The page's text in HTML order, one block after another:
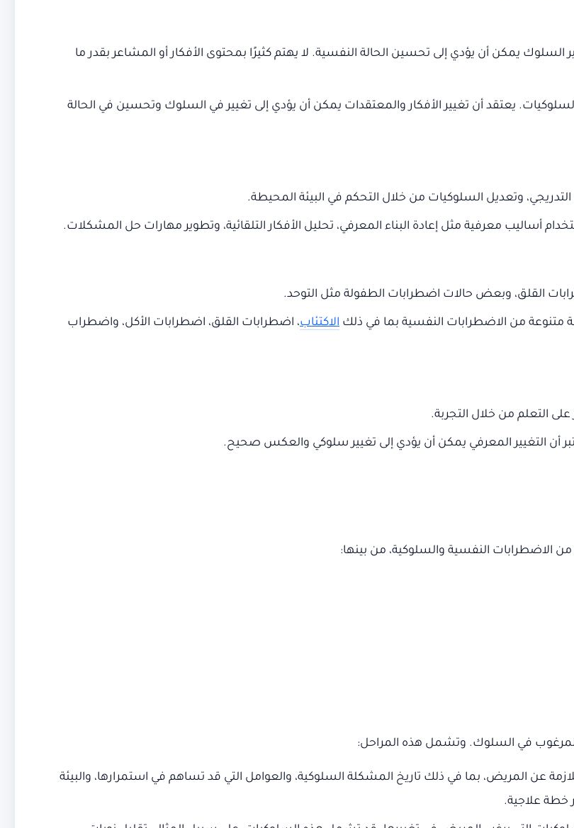
يمكن أن يؤدي إلى تحسين الحالة النفسية. لا يهتم كثيرًا بمحتوى الأفكار أو المشاعر بقدر ما
يعتقد أن تغيير الأفكار والمعتقدات يمكن أن يؤدي إلى تغيير في السلوك وتحسين في الحالة
وتعديل السلوكيات من خلال التحكم في البيئة المحيطة.
أساليب معرفية مثل إعادة البناء المعرفي، تحليل الأفكار التلقائية، وتطوير مهارات حل المشكلات.
القلق، وبعض حالات اضطرابات الطفولة مثل التوحد.
من الاضطرابات النفسية بما في ذلك الاكتئاب، اضطرابات القلق، اضطرابات الأكل، واضطراب
التعلم من خلال التجربة.
أن التغيير المعرفي يمكن أن يؤدي إلى تغيير سلوكي والعكس صحيح.
النفسية والسلوكية، من بينها:
المرغوب في السلوك. وتشمل هذه المراحل:
عن المريض، بما في ذلك تاريخ المشكلة السلوكية، والعوامل التي قد تساهم في استمرارها، والبيئة
خطة علاجية.